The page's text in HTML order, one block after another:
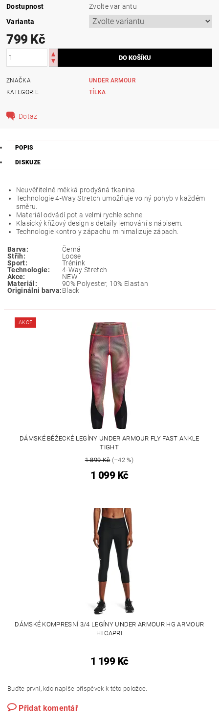
Dostupnost
Zvolte variantu
Varianta
799 Kč
ZNAČKA
UNDER ARMOUR
KATEGORIE
TÍLKA
Dotaz
POPIS
DISKUZE
Neuvěřitelně měkká prodyšná tkanina.
Technologie 4-Way Stretch umožňuje volný pohyb v každém
směru.
Materiál odvádí pot a velmi rychle schne.
Klasický křížový design s detaily lemování s nápisem.
Technologie kontroly zápachu minimalizuje zápach.
Barva:
Černá
Střih:
Loose
Sport:
Trénink
Technologie:
4-Way Stretch
Akce:
NEW
Materiál:
90% Polyester, 10% Elastan
Originálni barva:Black
AKCE
DÁMSKÉ BĚŽECKÉ LEGÍNY UNDER ARMOUR FLY FAST ANKLE
TIGHT
1 899 Kč(–42 %)
1 099 Kč
DÁMSKÉ KOMPRESNÍ 3/4 LEGÍNY UNDER ARMOUR HG ARMOUR
HI CAPRI
1 199 Kč
Buďte první, kdo napíše příspěvek k této položce.
Přidat komentář